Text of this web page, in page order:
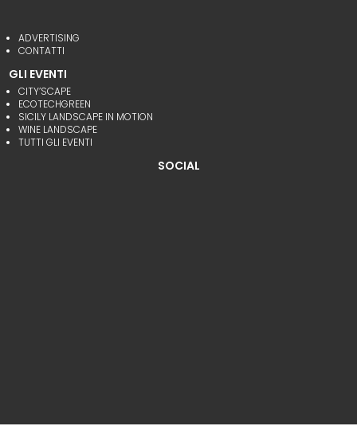
ADVERTISING
CONTATTI
GLI EVENTI
CITY’SCAPE
ECOTECHGREEN
SICILY LANDSCAPE IN MOTION
WINE LANDSCAPE
TUTTI GLI EVENTI
SOCIAL